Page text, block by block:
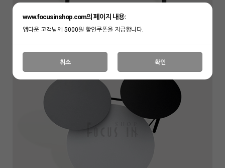
www.focusinshop.com의 페이지 내용:
앱다운 고객님께 5000원 할인쿠폰을 지급합니다.
취소 확인